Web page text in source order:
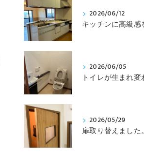
2026/06/12
2026/06/05
2026/05/29
扉取り替えました。